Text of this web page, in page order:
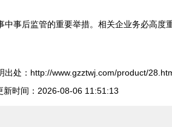
事后监管的重要举措。相关企业务必高
出处：http://www.gzztwj.com/product/
新时间：2026-08-06 11:51:13